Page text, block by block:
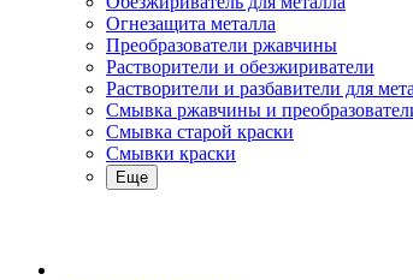
Огнезащита металла
Преобразователи ржавчины
Растворители и обезжириватели
Растворители и разбавители для
Смывка ржавчины и
Смывка старой краски
Смывки краски
Еще